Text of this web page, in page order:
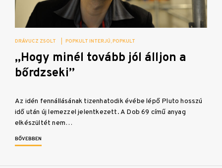
DRÁVUCZ ZSOLT POPKULT INTERJÚ POPKULT
„Hogy minél tovább jól álljon a
bőrdzseki”
Az idén fennállásának tizenhatodik évébe lépő Pluto hosszú
idő után új lemezzel jelentkezett. A Dob 69 című anyag
elkészültét nem…
BŐVEBBEN